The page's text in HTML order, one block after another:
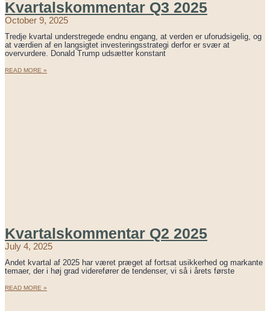
Kvartalskommentar Q3 2025
October 9, 2025
Tredje kvartal understregede endnu engang, at verden er uforudsigelig, og
at værdien af en langsigtet investeringsstrategi derfor er svær at
overvurdere. Donald Trump udsætter konstant
READ MORE »
Kvartalskommentar Q2 2025
July 4, 2025
Andet kvartal af 2025 har været præget af fortsat usikkerhed og markante
temaer, der i høj grad viderefører de tendenser, vi så i årets første
READ MORE »